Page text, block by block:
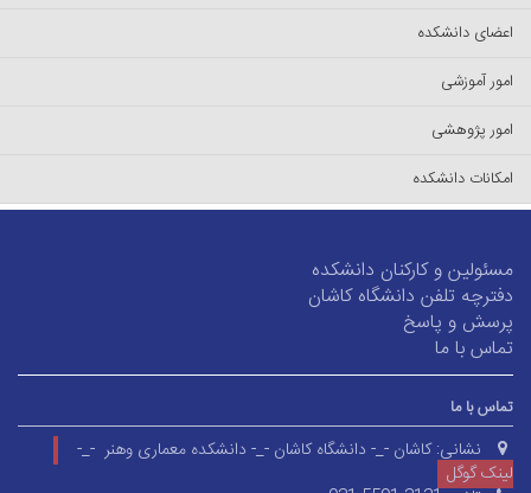
اعضای دانشکده
امور آموزشی
امور پژوهشی
امکانات دانشکده
مسئولین و کارکنان دانشکده
دفترچه تلفن دانشگاه کاشان
پرسش و پاسخ
تماس با ما
تماس با ما
نشانی: کاشان -_- دانشگاه کاشان -_- دانشکده معماری وهنر -_-
لینک گوگل